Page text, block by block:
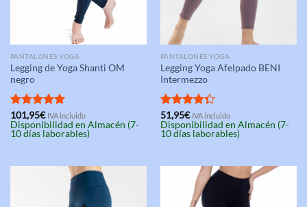
PANTALONES YOGA
Legging de Yoga Shanti OM
negro
Valorado
con5.00
de 5
101,95€ IVA incluido
Disponibilidad en Almacén (7-
10 días laborables)
PANTALONES YOGA
Legging Yoga Afelpado BENI
Intermezzo
Valorado
con4.33
de 5
51,95€ IVA incluido
Disponibilidad en Almacén (7-
10 días laborables)